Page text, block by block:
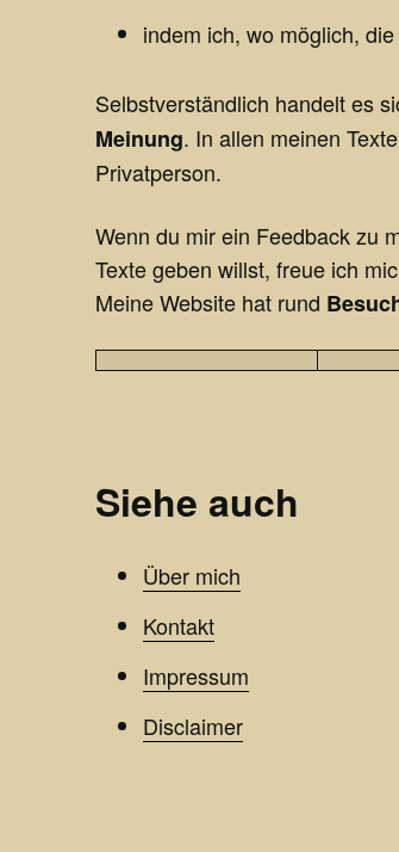
indem ich, wo möglich,
Selbstverständlich handelt es
Meinung. In allen meinen
Privatperson.
Wenn du mir ein Feedback zu
Texte geben willst, freue ich
Meine Website hat rund
Siehe auch
Über mich
Kontakt
Impressum
Disclaimer